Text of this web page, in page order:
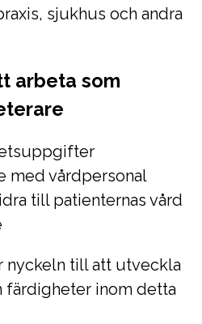
sjukhus och andra
arbeta som
med vårdpersonal
till patienternas vård
nyckeln till att utveckla
färdigheter inom detta